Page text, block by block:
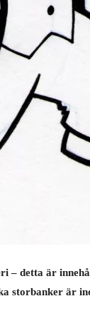
– detta är
storbanker är